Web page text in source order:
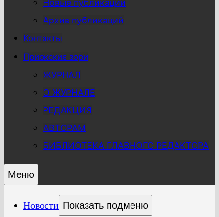
Новые публикации
Архив публикаций
Контакты
Приокские зори
ЖУРНАЛ
О ЖУРНАЛЕ
РЕДАКЦИЯ
АВТОРАМ
БИБЛИОТЕКА ГЛАВНОГО РЕДАКТОРА
Меню
Новости Показать подменю